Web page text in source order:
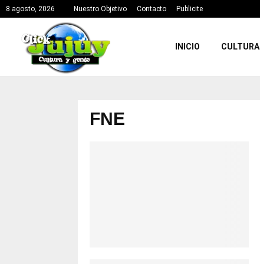
8 agosto, 2026 Nuestro Objetivo Contacto Publicite
INICIO CULTURA
FNE